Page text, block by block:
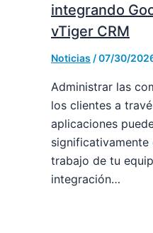
integrando
vTiger CRM
Noticias /07/30/
Administrar las
los clientes a
aplicaciones
trabajo de tu
integración…